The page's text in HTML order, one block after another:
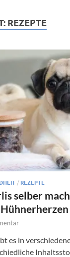
REZEPTE
/ REZEPTE
selber
es in